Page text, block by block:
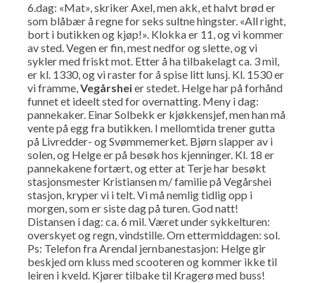
6.dag: «Mat», skriker Axel, men akk, et halvt brød er
som blåbær å regne for seks sultne hingster. «All right,
bort i butikken og kjøp!». Klokka er 11, og vi kommer
av sted. Vegen er fin, mest nedfor og slette, og vi
sykler med friskt mot. Etter å ha tilbakelagt ca. 3 mil,
er kl. 1330, og vi raster for å spise litt lunsj. Kl. 1530 er
vi framme,Vegårsheier stedet. Helge har på forhånd
funnet et ideelt sted for overnatting. Meny i dag:
pannekaker. Einar Solbekk er kjøkkensjef, men han må
vente på egg fra butikken. I mellomtida trener gutta
på Livredder- og Svømmemerket. Bjørn slapper av i
solen, og Helge er på besøk hos kjenninger. Kl. 18 er
pannekakene fortært, og etter at Terje har besøkt
stasjonsmester Kristiansen m/ familie på Vegårshei
stasjon, kryper vi i telt. Vi må nemlig tidlig opp i
morgen, som er siste dag på turen. God natt!
Distansen i dag: ca. 6 mil. Været under sykkelturen:
overskyet og regn, vindstille. Om ettermiddagen: sol.
Ps: Telefon fra Arendal jernbanestasjon: Helge gir
beskjed om kluss med scooteren og kommer ikke til
leiren i kveld. Kjører tilbake til Kragerø med buss!